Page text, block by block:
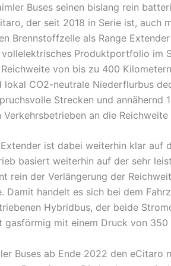
Buses seinen bislang rein
der seit 2018 in Serie ist, auch
Brennstoffzelle als Range
vollelektrisches Produktportfolio im
von bis zu 400
lokal CO2-neutrale Niederflurbus
Strecken und annähernd
an die Reichweite
ist dabei weiterhin klar auf
basiert weiterhin auf der sehr
rein der Verlängerung der
Damit handelt es sich bei dem
Hybridbus, der beide
gasförmig mit einem Druck von 350
Buses ab Ende 2022 den eCitaro